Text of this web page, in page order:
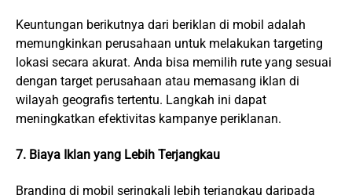
Keuntungan berikutnya dari beriklan di mobil adalah
memungkinkan perusahaan untuk melakukan targeting
lokasi secara akurat. Anda bisa memilih rute yang sesuai
dengan target perusahaan atau memasang iklan di
wilayah geografis tertentu. Langkah ini dapat
meningkatkan efektivitas kampanye periklanan.
7. Biaya Iklan yang Lebih Terjangkau
Branding di mobil seringkali lebih terjangkau daripada